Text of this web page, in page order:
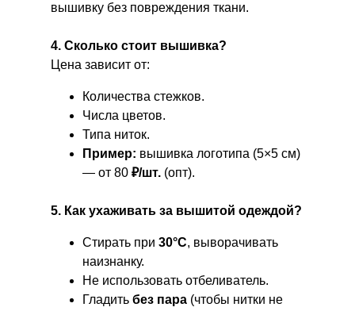
вышивку без повреждения ткани.
4. Сколько стоит вышивка?
Цена зависит от:
Количества стежков.
Числа цветов.
Типа ниток.
Пример: вышивка логотипа (5×5 см)
— от 80 ₽/шт. (опт).
5. Как ухаживать за вышитой одеждой?
Стирать при 30°C, выворачивать
наизнанку.
Не использовать отбеливатель.
Гладить без пара (чтобы нитки не